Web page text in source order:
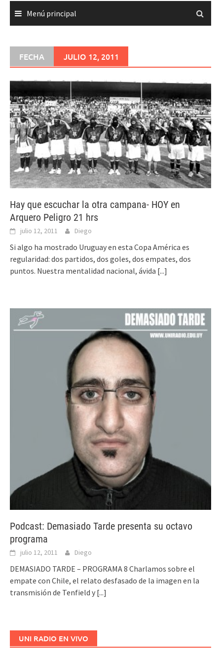
Menú principal
FECHA JULIO 12, 2011
Hay que escuchar la otra campana- HOY en
Arquero Peligro 21 hrs
julio 12, 2011 Diego
Si algo ha mostrado Uruguay en esta Copa América es
regularidad: dos partidos, dos goles, dos empates, dos
puntos. Nuestra mentalidad nacional, ávida [...]
Podcast: Demasiado Tarde presenta su octavo
programa
julio 12, 2011 Diego
DEMASIADO TARDE – PROGRAMA 8 Charlamos sobre el
empate con Chile, el relato desfasado de la imagen en la
transmisión de Tenfield y [...]
UNI RADIO EN VIVO